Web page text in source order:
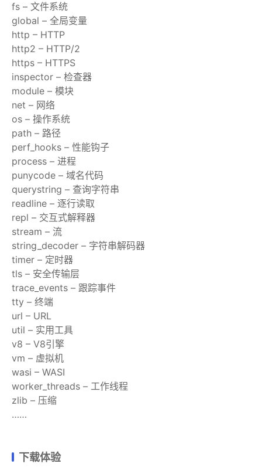
fs – 文件系统
global – 全局变量
http – HTTP
http2 – HTTP/2
https – HTTPS
inspector – 检查器
module – 模块
net – 网络
os – 操作系统
path – 路径
perf_hooks – 性能钩子
process – 进程
punycode – 域名代码
querystring – 查询字符串
readline – 逐行读取
repl – 交互式解释器
stream – 流
string_decoder – 字符串解码器
timer – 定时器
tls – 安全传输层
trace_events – 跟踪事件
tty – 终端
url – URL
util – 实用工具
v8 – V8引擎
vm – 虚拟机
wasi – WASI
worker_threads – 工作线程
zlib – 压缩
……
下载体验